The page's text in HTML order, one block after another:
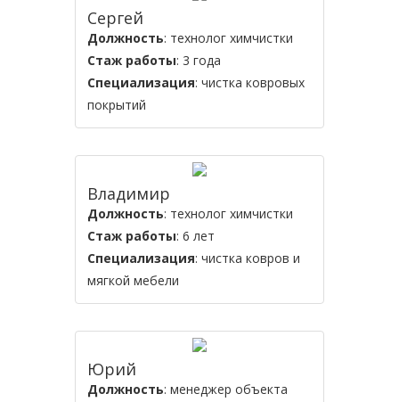
Сергей
Должность: технолог химчистки
Стаж работы: 3 года
Специализация: чистка ковровых
покрытий
Владимир
Должность: технолог химчистки
Стаж работы: 6 лет
Специализация: чистка ковров и
мягкой мебели
Юрий
Должность: менеджер объекта